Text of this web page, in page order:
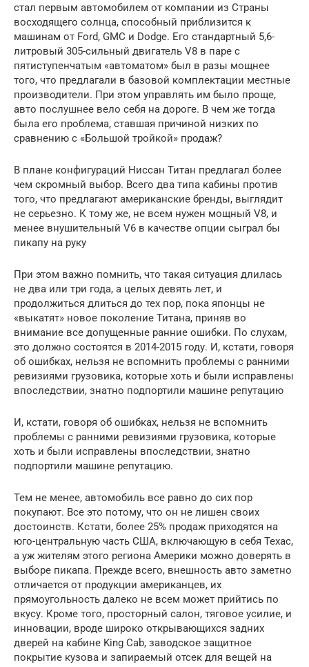
стал первым автомобилем от компании из Страны
восходящего солнца, способный приблизится к
машинам от Ford, GMC и Dodge. Его стандартный 5,6-
литровый 305-сильный двигатель V8 в паре с
пятиступенчатым «автоматом» был в разы мощнее
того, что предлагали в базовой комплектации местные
производители. При этом управлять им было проще,
авто послушнее вело себя на дороге. В чем же тогда
была его проблема, ставшая причиной низких по
сравнению с «Большой тройкой» продаж?
В плане конфигураций Ниссан Титан предлагал более
чем скромный выбор. Всего два типа кабины против
того, что предлагают американские бренды, выглядит
не серьезно. К тому же, не всем нужен мощный V8, и
менее внушительный V6 в качестве опции сыграл бы
пикапу на руку
При этом важно помнить, что такая ситуация длилась
не два или три года, а целых девять лет, и
продолжиться длиться до тех пор, пока японцы не
«выкатят» новое поколение Титана, приняв во
внимание все допущенные ранние ошибки. По слухам,
это должно состоятся в 2014-2015 году. И, кстати, говоря
об ошибках, нельзя не вспомнить проблемы с ранними
ревизиями грузовика, которые хоть и были исправлены
впоследствии, знатно подпортили машине репутацию
И, кстати, говоря об ошибках, нельзя не вспомнить
проблемы с ранними ревизиями грузовика, которые
хоть и были исправлены впоследствии, знатно
подпортили машине репутацию.
Тем не менее, автомобиль все равно до сих пор
покупают. Все это потому, что он не лишен своих
достоинств. Кстати, более 25% продаж приходятся на
юго-центральную часть США, включающую в себя Техас,
а уж жителям этого региона Америки можно доверять в
выборе пикапа. Прежде всего, внешность авто заметно
отличается от продукции американцев, их
прямоугольность далеко не всем может прийтись по
вкусу. Кроме того, просторный салон, тяговое усилие, и
инновации, вроде широко открывающихся задних
дверей на кабине King Cab, заводское защитное
покрытие кузова и запираемый отсек для вещей на